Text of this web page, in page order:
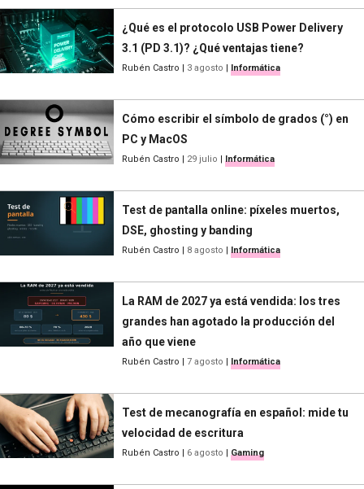
¿Qué es el protocolo USB Power Delivery
3.1 (PD 3.1)? ¿Qué ventajas tiene?
Rubén Castro | 3 agosto | Informática
Cómo escribir el símbolo de grados (°) en
PC y MacOS
Rubén Castro | 29 julio | Informática
Test de pantalla online: píxeles muertos,
DSE, ghosting y banding
Rubén Castro | 8 agosto | Informática
La RAM de 2027 ya está vendida: los tres
grandes han agotado la producción del
año que viene
Rubén Castro | 7 agosto | Informática
Test de mecanografía en español: mide tu
velocidad de escritura
Rubén Castro | 6 agosto | Gaming